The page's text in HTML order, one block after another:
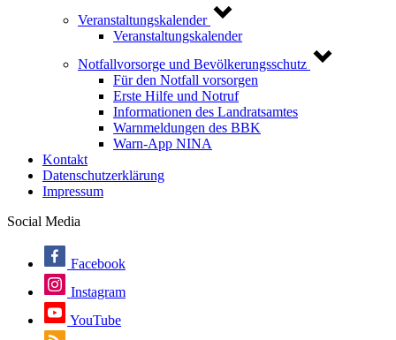
Veranstaltungskalender
Veranstaltungskalender
Notfallvorsorge und Bevölkerungsschutz
Für den Notfall vorsorgen
Erste Hilfe und Notruf
Informationen des Landratsamtes
Warnmeldungen des BBK
Warn-App NINA
Kontakt
Datenschutzerklärung
Impressum
Social Media
Facebook
Instagram
YouTube